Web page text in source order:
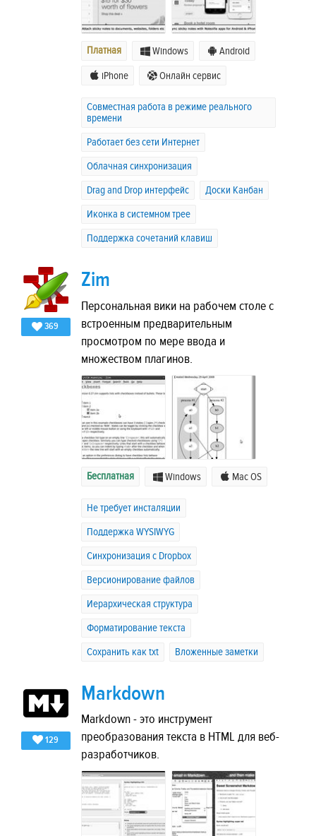
Платная Windows Android
iPhone Онлайн сервис
Совместная работа в режиме реального
времени
Работает без сети Интернет
Облачная синхронизация
Drag and Drop интерфейс
Доски Канбан
Иконка в системном трее
Поддержка сочетаний клавиш
369
Zim
Персональная вики на рабочем столе с
встроенным предварительным
просмотром по мере ввода и
множеством плагинов.
Бесплатная Windows Mac OS
Не требует инсталяции
Поддержка WYSIWYG
Синхронизация с Dropbox
Версионирование файлов
Иерархическая структура
Форматирование текста
Сохранить как txt
Вложенные заметки
129
Markdown
Markdown - это инструмент
преобразования текста в HTML для веб-
разработчиков.